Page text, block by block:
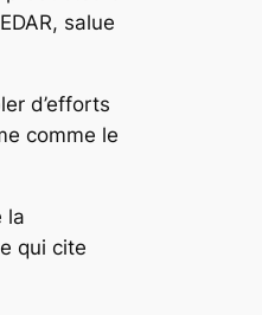
salue
d’efforts
comme le
la
qui cite